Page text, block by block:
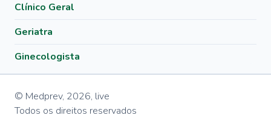
Clínico Geral
Geriatra
Ginecologista
© Medprev, 2026, live
Todos os direitos reservados